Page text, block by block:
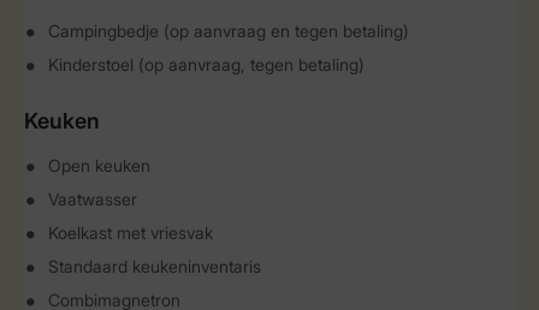
Campingbedje (op aanvraag en tegen betaling)
Kinderstoel (op aanvraag, tegen betaling)
Keuken
Open keuken
Vaatwasser
Koelkast met vriesvak
Standaard keukeninventaris
Combimagnetron